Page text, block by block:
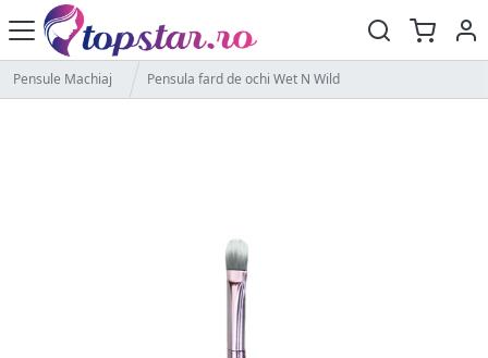
Pensule Machiaj Pensula fard de ochi Wet N Wild